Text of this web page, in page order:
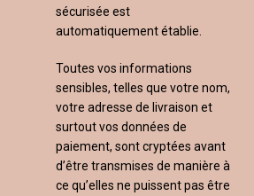
sécurisée est
automatiquement établie.
Toutes vos informations
sensibles, telles que votre nom,
votre adresse de livraison et
surtout vos données de
paiement, sont cryptées avant
d’être transmises de manière à
ce qu’elles ne puissent pas être